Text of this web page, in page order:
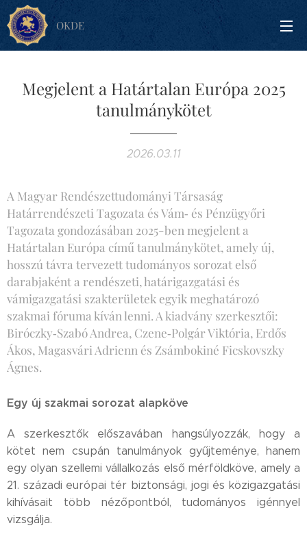
OKDE
Megjelent a Határtalan Európa 2025
tanulmánykötet
2026.03.11
A Magyar Rendészettudományi Társaság
Határrendészeti Tagozata és Vám‑ és Pénzügyőri
Tagozata gondozásában 2025-ben megjelent a
Határtalan Európa című tanulmánykötet, amely új,
hosszú távra tervezett tudományos sorozat első
darabjaként a rendészeti, határigazgatási és
vámigazgatási szakterületek egyik meghatározó
szakmai fóruma kíván lenni. A kiadvány szerkesztői:
Biróczky‑Szabó Andrea, Czene‑Polgár Viktória, Erdős
Ákos, Magasvári Adrienn és Zsámbokiné Ficskovszky
Ágnes.
Egy új szakmai sorozat alapköve
A szerkesztők előszavában hangsúlyozzák, hogy a
kötet nem csupán tanulmányok gyűjteménye, hanem
egy olyan szellemi vállalkozás első mérföldköve, amely a
21. századi európai tér biztonsági, jogi és közigazgatási
kihívásait több nézőpontból, tudományos igénnyel
vizsgálja.